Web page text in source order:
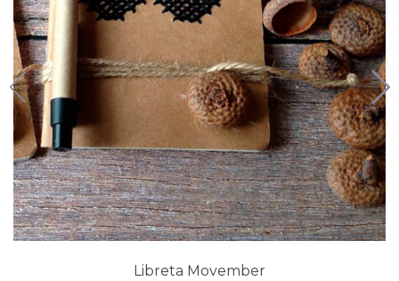
Libreta Movember